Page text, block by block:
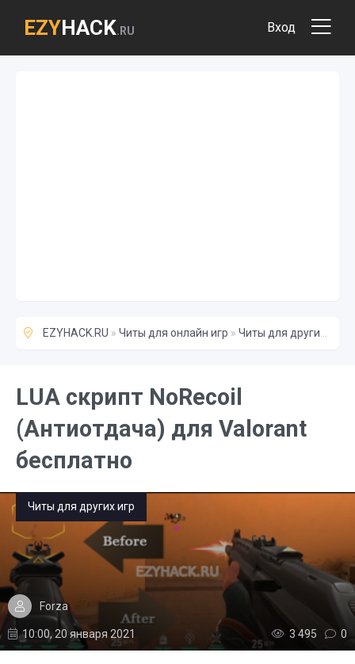
EZYHACK.RU Вход
EZYHACK.RU » Читы для онлайн игр » Читы для других игр
LUA скрипт NoRecoil
(Антиотдача) для Valorant
бесплатно
Читы для других игр
Forza
10:00, 20 января 2021 3 495 0